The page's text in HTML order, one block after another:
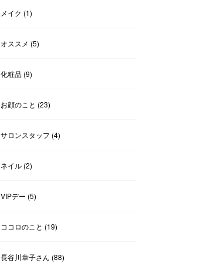
メイク (1)
オススメ (5)
化粧品(9)
お顔のこと (23)
サロンスタッフ (4)
ネイル(2)
VIPデー (5)
ココロのこと (19)
長谷川章子さん (88)